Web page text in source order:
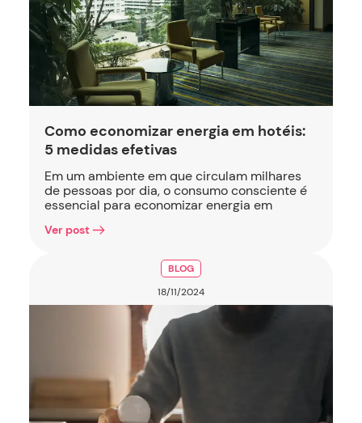
Como economizar energia em hotéis:
5 medidas efetivas
Em um ambiente em que circulam milhares
de pessoas por dia, o consumo consciente é
essencial para economizar energia em
Ver post
BLOG
18/11/2024